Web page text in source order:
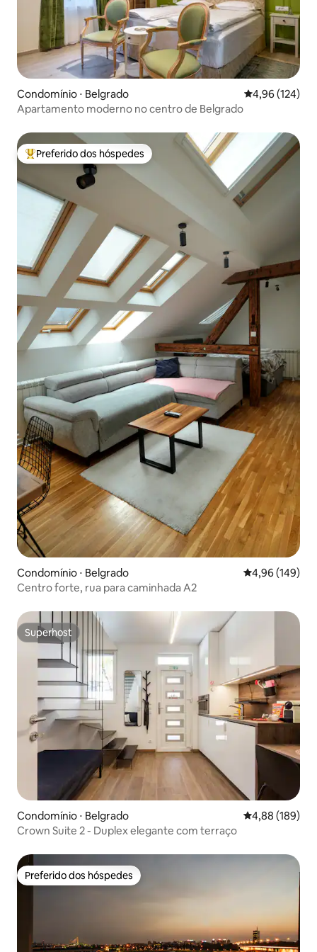
Condomínio ⋅ Belgrado 4,96 de uma
4,96 (124)
Apartamento moderno no centro de Belgrado
Entre os melhores preferidos dos hóspedes
Preferido dos hóspedes
Condomínio ⋅ Belgrado 4,96 de uma
4,96 (149)
Centro forte, rua para caminhada A2
Superhost
Superhost
Condomínio ⋅ Belgrado 4,88 de uma
4,88 (189)
Crown Suite 2 - Duplex elegante com terraço
Preferido dos hóspedes
Preferido dos hóspedes